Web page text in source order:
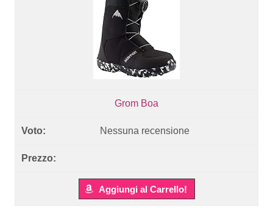
Grom Boa
Nessuna recensione
Aggiungi al Carrello!